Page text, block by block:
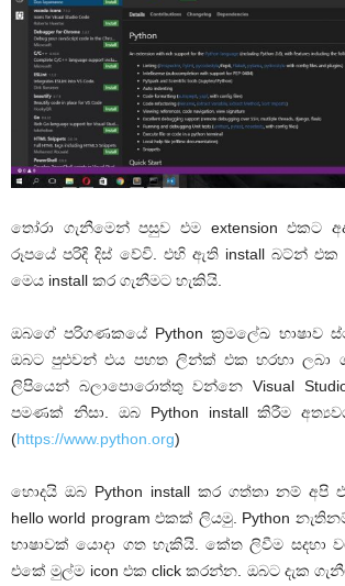
තෝරා ගැනීමෙන් පසුව එම extension එකට
රූපයේ පරිදි දිස් වේවි. එහි ඇති install බට්න්
මෙය install කර ගැනීමට හැකියි.
ඔබගේ පරිගණකයේ Python ක්‍රමලේඛ භාෂාව
ඔබට පුළුවන් එය පහත ලින්ක් එක හරහා ලබා
ලිපියෙන් බලාපොරොත්තු වන්නෙ Visual
පමණක් නිසා. ඔබ Python install කිරීම
(https://www.python.org)
හොදයි ඔබ Python install කර ගත්තා නම් අපි
hello world program එකක් ලියමු. Python
භාෂාවක් යොදා ගත හැකියි. කේත ලිවීම සදහා
එකේ මුල්ම icon එක click කරන්න. ඔබට දැක